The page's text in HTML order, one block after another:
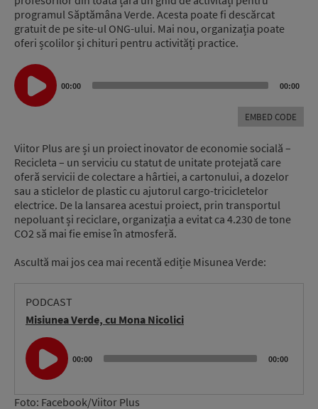
programul Săptămâna Verde. Acesta poate fi descărcat
gratuit de pe site-ul ONG-ului. Mai nou, organizația poate
oferi școlilor și chituri pentru activități practice.
Audio
Player
00:00 00:00
EMBED CODE
Viitor Plus are și un proiect inovator de economie socială –
Recicleta – un serviciu cu statut de unitate protejată care
oferă servicii de colectare a hârtiei, a cartonului, a dozelor
sau a sticlelor de plastic cu ajutorul cargo-tricicletelor
electrice. De la lansarea acestui proiect, prin transportul
nepoluant și reciclare, organizația a evitat ca 4.230 de tone
CO2 să mai fie emise în atmosferă.
Ascultă mai jos cea mai recentă ediție Misunea Verde:
PODCAST
Misiunea Verde, cu Mona Nicolici
Audio
Player
00:00 00:00
Foto: Facebook/Viitor Plus